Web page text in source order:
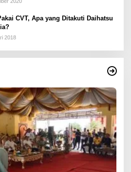
2020
CVT, Apa yang Ditakuti Daihatsu
2018